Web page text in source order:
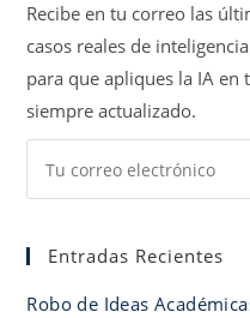
Recibe en tu correo las
casos reales de
para que apliques la IA en
siempre actualizado.
Entradas Recientes
Robo de Ideas